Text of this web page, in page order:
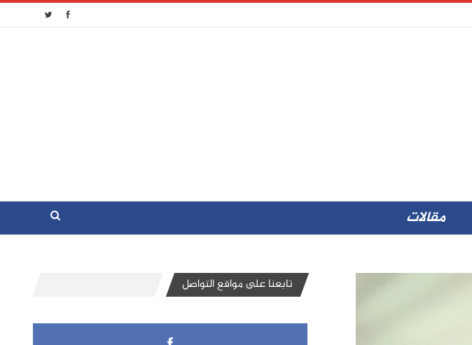
مقالات
تابعنا على مواقع التواصل